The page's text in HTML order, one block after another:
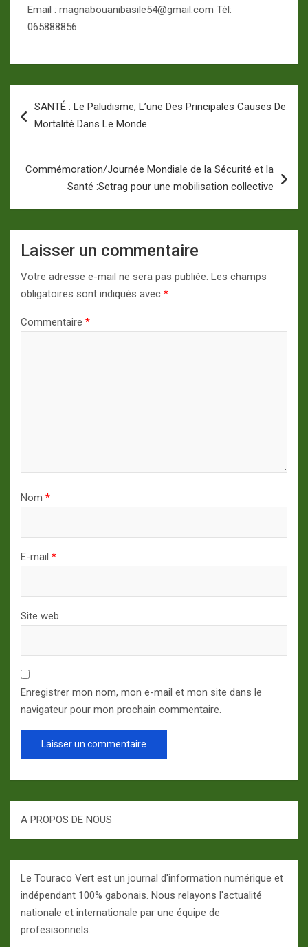
Email : magnabouanibasile54@gmail.com Tél:
065888856
de
SANTÉ : Le Paludisme, L’une Des Principales Causes De
Mortalité Dans Le Monde
Commémoration/Journée Mondiale de la Sécurité et la
Santé :Setrag pour une mobilisation collective
Laisser un commentaire
Votre adresse e-mail ne sera pas publiée. Les champs
obligatoires sont indiqués avec *
Commentaire *
Nom *
E-mail *
Site web
Enregistrer mon nom, mon e-mail et mon site dans le
navigateur pour mon prochain commentaire.
A PROPOS DE NOUS
Le Touraco Vert est un journal d'information numérique et
indépendant 100% gabonais. Nous relayons l'actualité
nationale et internationale par une équipe de
profesisonnels.